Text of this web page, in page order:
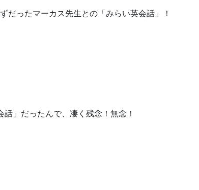
だったマーカス先生との「みらい英会話」！
」だったんで、凄く残念！無念！